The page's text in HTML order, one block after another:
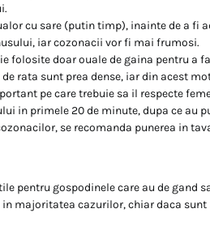
cu sare (putin timp), inainte de a fi
iar cozonacii vor fi mai frumosi.
folosite doar ouale de gaina pentru a
rata sunt prea dense, iar din acest
pe care trebuie sa il respecte
in primele 20 de minute, dupa ce au
se recomanda punerea in
pentru gospodinele care au de gand
majoritatea cazurilor, chiar daca sunt